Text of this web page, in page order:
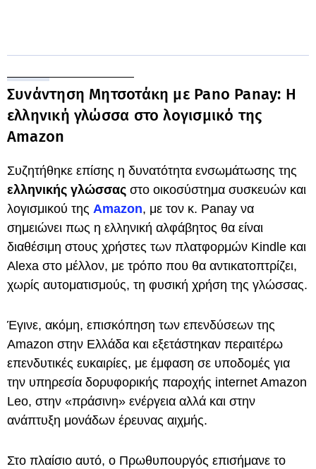
Συνάντηση Μητσοτάκη με Pano Panay: Η
ελληνική γλώσσα στο λογισμικό της
Amazon
Συζητήθηκε επίσης η δυνατότητα ενσωμάτωσης της
ελληνικής γλώσσας στο οικοσύστημα συσκευών και
λογισμικού της Amazon, με τον κ. Panay να
σημειώνει πως η ελληνική αλφάβητος θα είναι
διαθέσιμη στους χρήστες των πλατφορμών Kindle και
Alexa στο μέλλον, με τρόπο που θα αντικατοπτρίζει,
χωρίς αυτοματισμούς, τη φυσική χρήση της γλώσσας.
Έγινε, ακόμη, επισκόπηση των επενδύσεων της
Amazon στην Ελλάδα και εξετάστηκαν περαιτέρω
επενδυτικές ευκαιρίες, με έμφαση σε υποδομές για
την υπηρεσία δορυφορικής παροχής internet Amazon
Leo, στην «πράσινη» ενέργεια αλλά και στην
ανάπτυξη μονάδων έρευνας αιχμής.
Στο πλαίσιο αυτό, ο Πρωθυπουργός επισήμανε το